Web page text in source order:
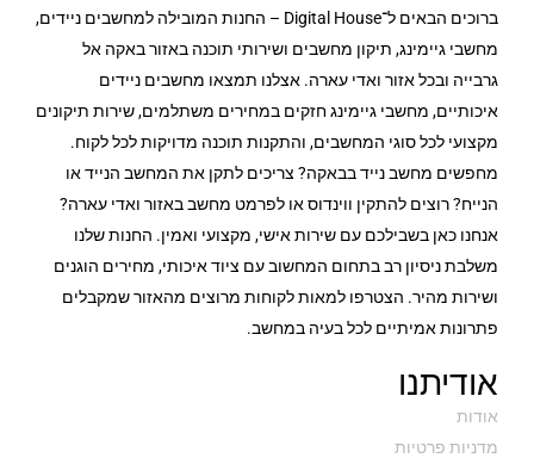
ברוכים הבאים ל־Digital House – החנות המובילה למחשבים ניידים,
מחשבי גיימינג, תיקון מחשבים ושירותי תוכנה באזור באקה אל
גרבייה ובכל אזור ואדי עארה. אצלנו תמצאו מחשבים ניידים
איכותיים, מחשבי גיימינג חזקים במחירים משתלמים, שירות תיקונים
מקצועי לכל סוגי המחשבים, והתקנות תוכנה מדויקות לכל לקוח.
מחפשים מחשב נייד בבאקה? צריכים לתקן את המחשב הנייד או
הנייח? רוצים להתקין ווינדוס או לפרמט מחשב באזור ואדי עארה?
אנחנו כאן בשבילכם עם שירות אישי, מקצועי ואמין. החנות שלנו
משלבת ניסיון רב בתחום המחשוב עם ציוד איכותי, מחירים הוגנים
ושירות מהיר. הצטרפו למאות לקוחות מרוצים מהאזור שמקבלים
פתרונות אמיתיים לכל בעיה במחשב.
אודיתנו
אודות
מדניות פרטיות